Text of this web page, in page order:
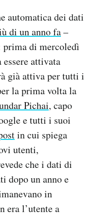
automatica dei dati
di un anno fa–
di mercoledì
attivata
già attiva per tutti i
la prima volta la
Pichai, capo
e tutti i suoi
in cui spiega
utenti,
che i dati di
dopo un anno e
in
era l’utente a